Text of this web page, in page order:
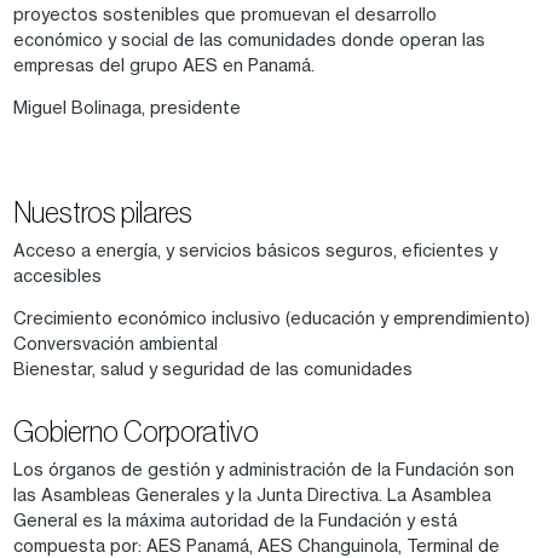
proyectos sostenibles que promuevan el desarrollo
económico y social de las comunidades donde operan las
empresas del grupo AES en Panamá.
Miguel Bolinaga, presidente
Nuestros pilares
Acceso a energía, y servicios básicos seguros, eficientes y
accesibles
Crecimiento económico inclusivo (educación y emprendimiento)
Conversvación ambiental
Bienestar, salud y seguridad de las comunidades
Gobierno Corporativo
Los órganos de gestión y administración de la Fundación son
las Asambleas Generales y la Junta Directiva. La Asamblea
General es la máxima autoridad de la Fundación y está
compuesta por: AES Panamá, AES Changuinola, Terminal de